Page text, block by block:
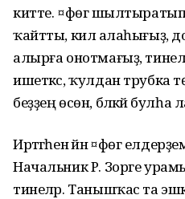
китте. ¤фөгә
ҡайтты, килә алаһығыҙ,
алырға онотмағыҙ,
ишеткәс, ҡулдан трубка
беҙҙең өсөн, бәләкәй булһа
Иртәгәһенә йәнә ¤фөгә
Начальник Р. Зорге
тинеләр. Танышҡас та